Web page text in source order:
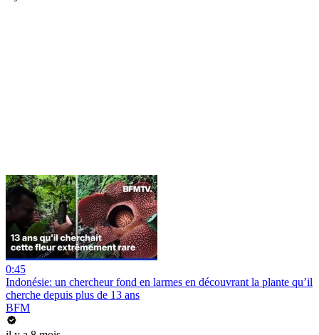
0:45
Indonésie: un chercheur fond en larmes en découvrant la plante qu’il
cherche depuis plus de 13 ans
BFM